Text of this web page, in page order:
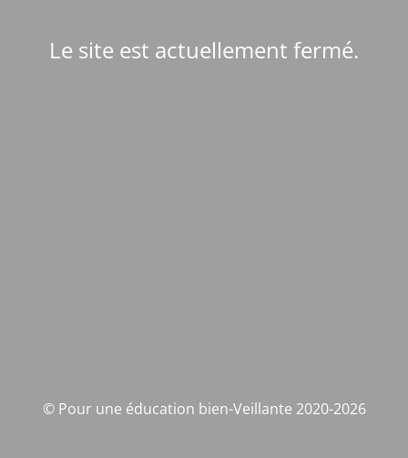
Le site est actuellement fermé.
© Pour une éducation bien-Veillante 2020-2026